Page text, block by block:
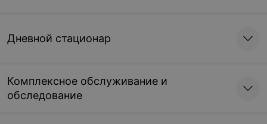
Дневной стационар
Комплексное обслуживание и
обследование